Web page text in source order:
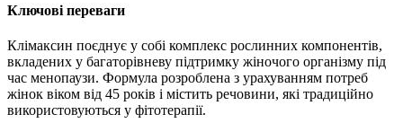
Ключові переваги
Клімаксин поєднує у собі комплекс рослинних компонентів,
вкладених у багаторівневу підтримку жіночого організму під
час менопаузи. Формула розроблена з урахуванням потреб
жінок віком від 45 років і містить речовини, які традиційно
використовуються у фітотерапії.